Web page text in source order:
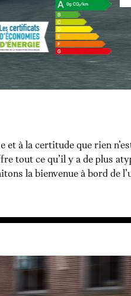
et à la certitude que rien
tout ce qu’il y a de plus
la bienvenue à bord de